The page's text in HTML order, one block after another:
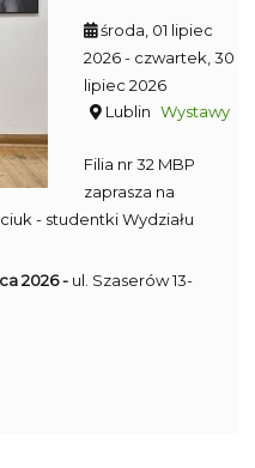
środa, 01 lipiec
2026- czwartek, 30
lipiec 2026
Lublin Wystawy
Filia nr 32 MBP
zaprasza na
- studentki Wydziału
2026 - ul. Szaserów 13-